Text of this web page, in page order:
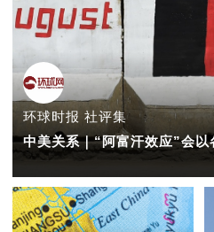
环球时报 社评集
中美关系｜“阿富汗效应”会